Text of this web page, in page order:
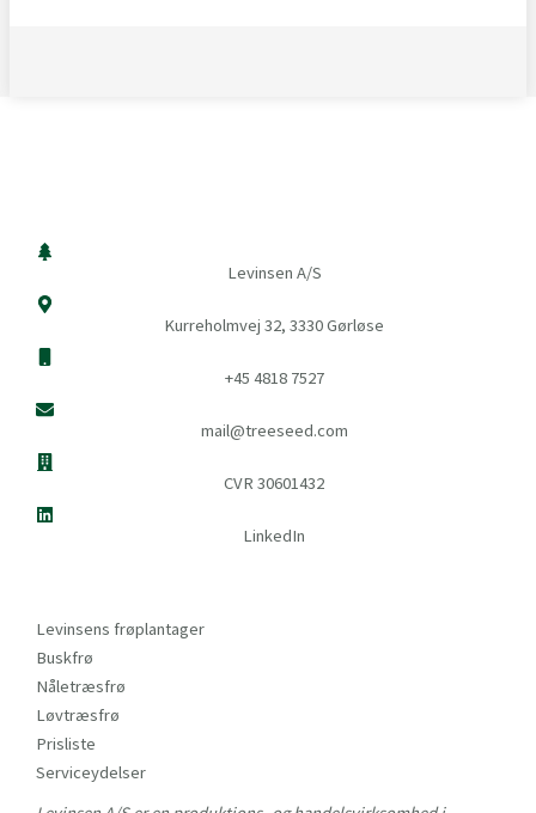
Levinsen A/S
Kurreholmvej 32, 3330 Gørløse
+45 4818 7527
mail@treeseed.com
CVR 30601432
LinkedIn
Levinsens frøplantager
Buskfrø
Nåletræsfrø
Løvtræsfrø
Prisliste
Serviceydelser